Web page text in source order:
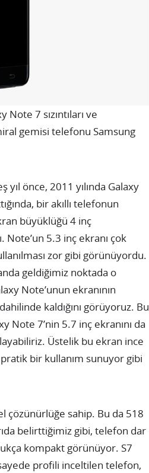
7 sızıntıları ve
gemisi telefonu Samsung
yıl önce, 2011 yılında Galaxy
bir akıllı telefonun
büyüklüğü 4 inç
Note’un 5.3 inç ekranı çok
zor gibi görünüyordu.
geldiğimiz noktada o
Note’unun ekranının
kaldığını görüyoruz. Bu
Note 7’nin 5.7 inç ekranını da
Üstelik bu ekran ince
bir kullanım sunuyor gibi
çözünürlüğe sahip. Bu da 518
belirttiğimiz gibi, telefon dar
kompakt görünüyor. S7
profili inceltilen telefon,